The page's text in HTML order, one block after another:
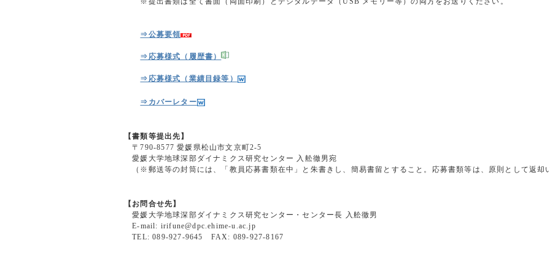
⇒公募要領
⇒応募様式（履歴書）
⇒応募様式（業績目録等）
⇒カバーレター
【書類等提出先】
〒790-8577 愛媛県松山市文京町2-5
愛媛大学地球深部ダイナミクス研究センター 入舩徹男宛
（※郵送等の封筒には、「教員応募書類在中」と朱書きし、簡易書留とすること。応募書類等は、原則として返却
【お問合せ先】
愛媛大学地球深部ダイナミクス研究センター・センター長 入舩徹男
E-mail: irifune@dpc.ehime-u.ac.jp
TEL: 089-927-9645 FAX: 089-927-8167